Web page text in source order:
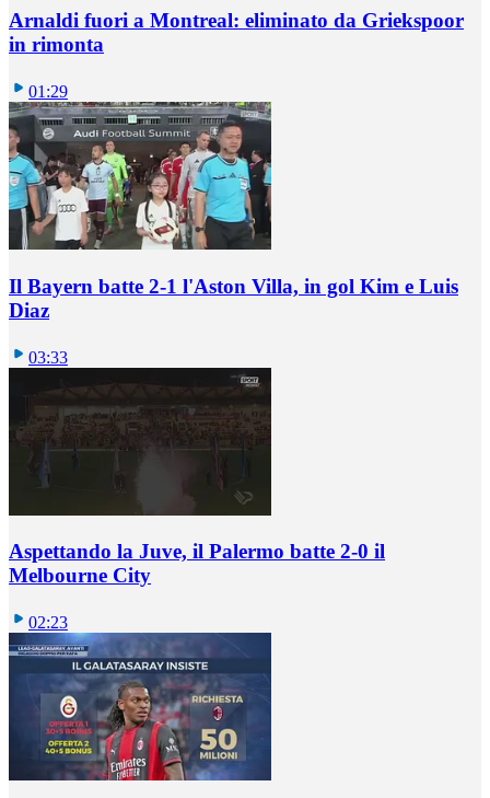
Arnaldi fuori a Montreal: eliminato da Griekspoor
in rimonta
01:29
Il Bayern batte 2-1 l'Aston Villa, in gol Kim e Luis
Diaz
03:33
Aspettando la Juve, il Palermo batte 2-0 il
Melbourne City
02:23